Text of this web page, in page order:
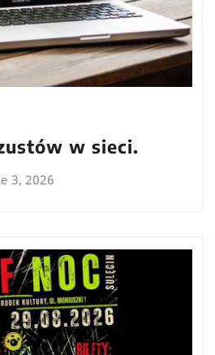
w sieci.
3, 2026